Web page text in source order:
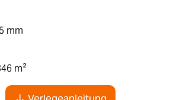
mm
m²